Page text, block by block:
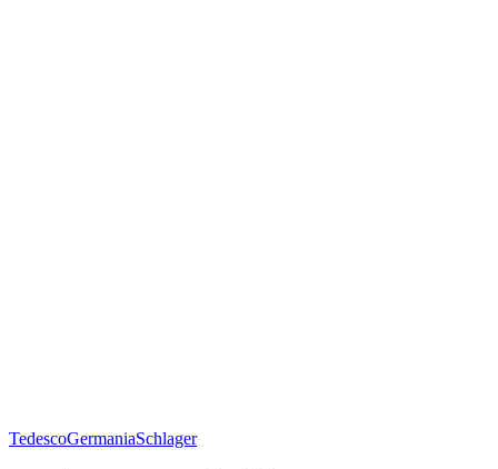
TedescoGermaniaSchlager